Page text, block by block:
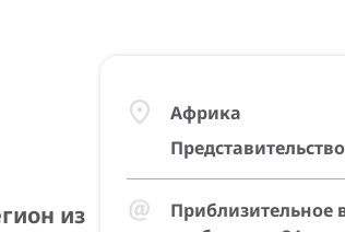
из
Африка
Приблизительное